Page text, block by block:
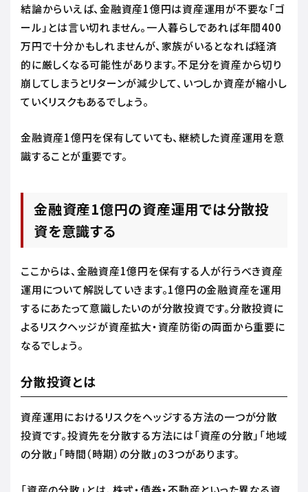
結論からいえば、金融資産1億円は資産運用が不要な「ゴ
ール」とは言い切れません。一人暮らしであれば年間400
万円で十分かもしれませんが、家族がいるとなれば経済
的に厳しくなる可能性があります。不足分を資産から切り
崩してしまうとリターンが減少して、いつしか資産が縮小し
ていくリスクもあるでしょう。
金融資産1億円を保有していても、継続した資産運用を意
識することが重要です。
金融資産1億円の資産運用では分散投
資を意識する
ここからは、金融資産1億円を保有する人が行うべき資産
運用について解説していきます。1億円の金融資産を運用
するにあたって意識したいのが分散投資です。分散投資に
よるリスクヘッジが資産拡大・資産防衛の両面から重要に
なるでしょう。
分散投資とは
資産運用におけるリスクをヘッジする方法の一つが分散
投資です。投資先を分散する方法には「資産の分散」「地域
の分散」「時間（時期）の分散」の3つがあります。